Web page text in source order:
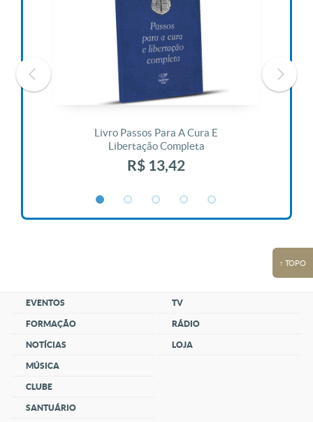
Livro Passos Para A Cura E
Libertação Completa
R$ 13,42
↑ TOPO
EVENTOS
FORMAÇÃO
NOTÍCIAS
MÚSICA
CLUBE
SANTUÁRIO
TV
RÁDIO
LOJA